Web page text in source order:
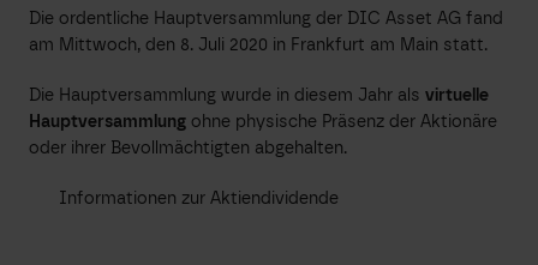
Die ordentliche Hauptversammlung der DIC Asset AG fand
am Mittwoch, den 8. Juli 2020 in Frankfurt am Main statt.
Die Hauptversammlung wurde in diesem Jahr als virtuelle
Hauptversammlung ohne physische Präsenz der Aktionäre
oder ihrer Bevollmächtigten abgehalten.
Informationen zur Aktiendividende